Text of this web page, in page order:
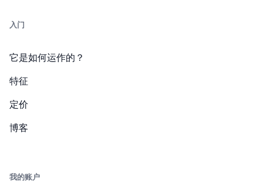
入门
它是如何运作的？
特征
定价
博客
我的账户